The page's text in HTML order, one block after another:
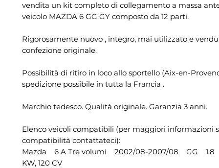
vendita un kit completo di collegamento a massa
veicolo MAZDA 6 GG GY composto da 12 parti.
Rigorosamente nuovo , integro, mai utilizzato e
confezione originale.
Possibilità di ritiro in loco allo sportello (Aix-en-
spedizione possibile in tutta la Francia .
Marchio tedesco. Qualità originale. Garanzia 3 anni.
Elenco veicoli compatibili (per maggiori informazioni
compatibilità contattateci):
Mazda 6 A Tre volumi 2002/08-2007/08 GG 1.8
KW, 120 CV